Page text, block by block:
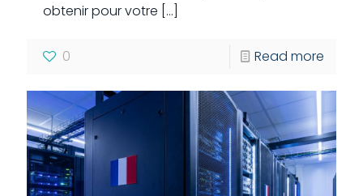
obtenir pour votre […]
0 Read more